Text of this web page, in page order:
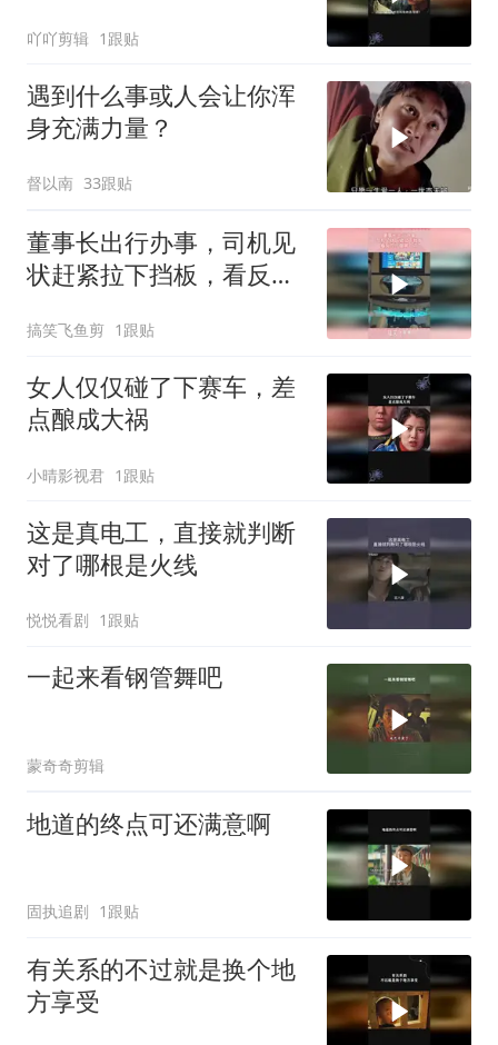
吖吖剪辑 1跟贴
遇到什么事或人会让你浑
身充满力量？
督以南 33跟贴
董事长出行办事，司机见
状赶紧拉下挡板，看反应
搞笑飞鱼剪 1跟贴
女人仅仅碰了下赛车，差
点酿成大祸
小晴影视君 1跟贴
这是真电工，直接就判断
对了哪根是火线
悦悦看剧 1跟贴
一起来看钢管舞吧
蒙奇奇剪辑
地道的终点可还满意啊
固执追剧 1跟贴
有关系的不过就是换个地
方享受